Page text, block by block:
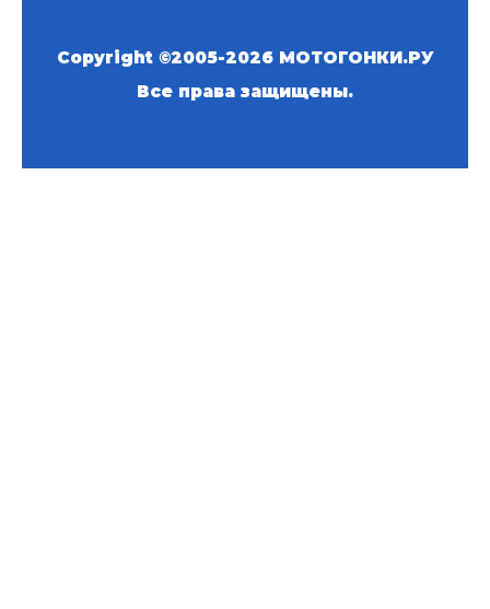
Copyright ©2005-2026 МОТОГОНКИ.РУ
Все права защищены.